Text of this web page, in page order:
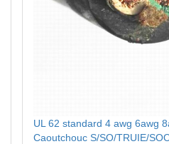
UL 62 standard 4 awg 6awg
Caoutchouc S/SO/TRUIE/